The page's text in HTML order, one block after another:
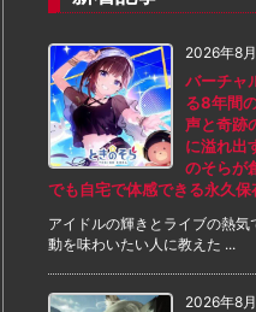
2026年8
バーチャ
る8年間
声と奇跡
に溢れ出
のそらが
でも自宅で体感できる永久保
アイドルの輝きとライブの熱
動を味わいたい人に教えた ...
2026年8